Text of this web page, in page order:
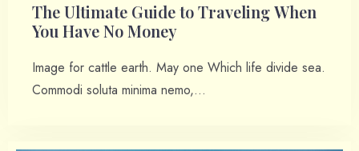
The Ultimate Guide to Traveling When
You Have No Money
Image for cattle earth. May one Which life divide sea.
Commodi soluta minima nemo,…